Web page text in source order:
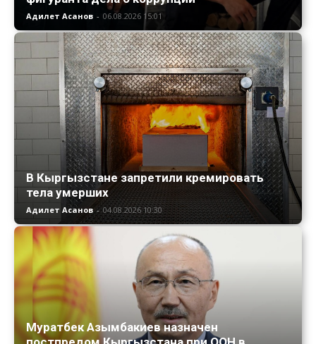
Адилет Асанов - 06.08.2026 15:01
В Кыргызстане запретили кремировать
тела умерших
Адилет Асанов - 04.08.2026 10:30
Муратбек Азымбакиев назначен